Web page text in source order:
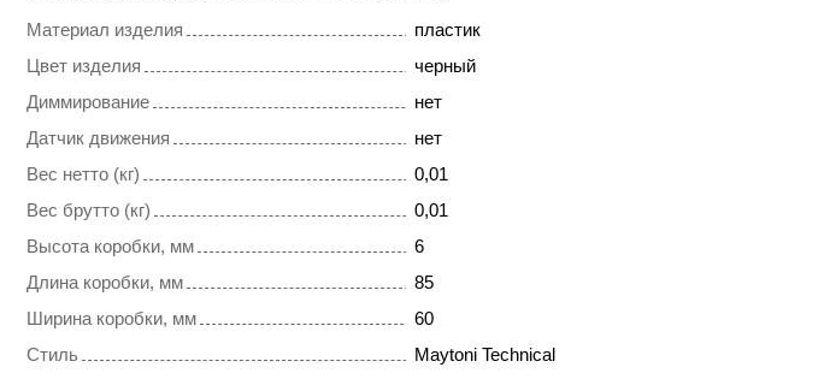
Материал изделия
пластик
Цвет изделия
черный
Диммирование
нет
Датчик движения
нет
Вес нетто (кг)
0,01
Вес брутто (кг)
0,01
Высота коробки, мм
6
Длина коробки, мм
85
Ширина коробки, мм
60
Стиль
Maytoni Technical